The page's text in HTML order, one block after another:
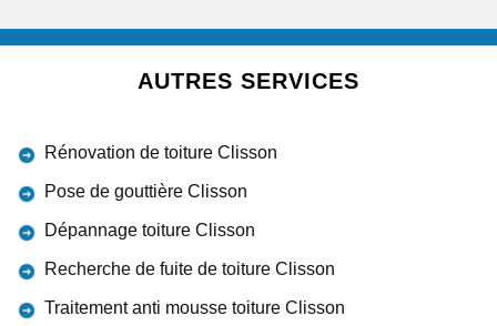
AUTRES SERVICES
Rénovation de toiture Clisson
Pose de gouttière Clisson
Dépannage toiture Clisson
Recherche de fuite de toiture Clisson
Traitement anti mousse toiture Clisson